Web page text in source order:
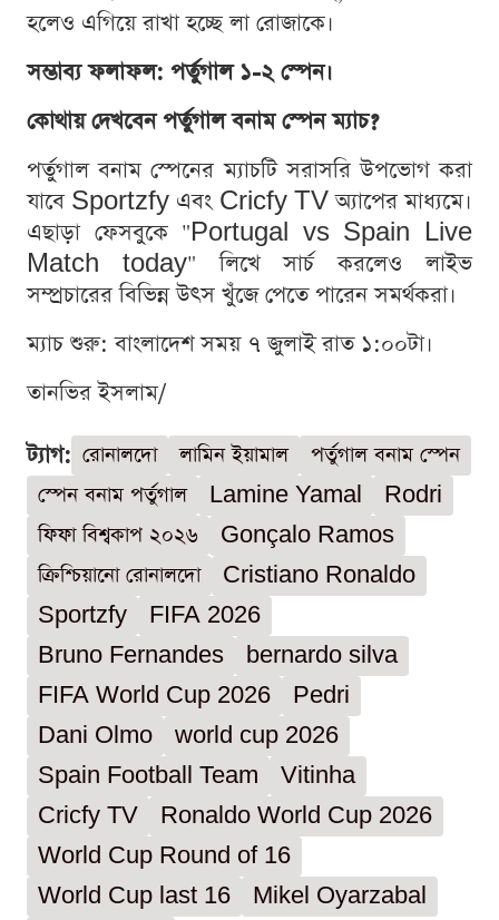
হলেও এগিয়ে রাখা হচ্ছে লা রোজাকে।
সম্ভাব্য ফলাফল: পর্তুগাল ১-২ স্পেন।
কোথায় দেখবেন পর্তুগাল বনাম স্পেন ম্যাচ?
পর্তুগাল বনাম স্পেনের ম্যাচটি সরাসরি উপভোগ করা
যাবে Sportzfy এবং Cricfy TV অ্যাপের মাধ্যমে।
এছাড়া ফেসবুকে "Portugal vs Spain Live
Match today" লিখে সার্চ করলেও লাইভ
সম্প্রচারের বিভিন্ন উৎস খুঁজে পেতে পারেন সমর্থকরা।
ম্যাচ শুরু: বাংলাদেশ সময় ৭ জুলাই রাত ১:০০টা।
তানভির ইসলাম/
ট্যাগ: রোনালদো লামিন ইয়ামাল
পর্তুগাল বনাম স্পেন
স্পেন বনাম পর্তুগাল
Lamine Yamal
Rodri
ফিফা বিশ্বকাপ ২০২৬
Gonçalo Ramos
ক্রিশ্চিয়ানো রোনালদো
Cristiano Ronaldo
Sportzfy
FIFA 2026
Bruno Fernandes
bernardo silva
FIFA World Cup 2026
Pedri
Dani Olmo
world cup 2026
Spain Football Team
Vitinha
Cricfy TV
Ronaldo World Cup 2026
World Cup Round of 16
World Cup last 16
Mikel Oyarzabal